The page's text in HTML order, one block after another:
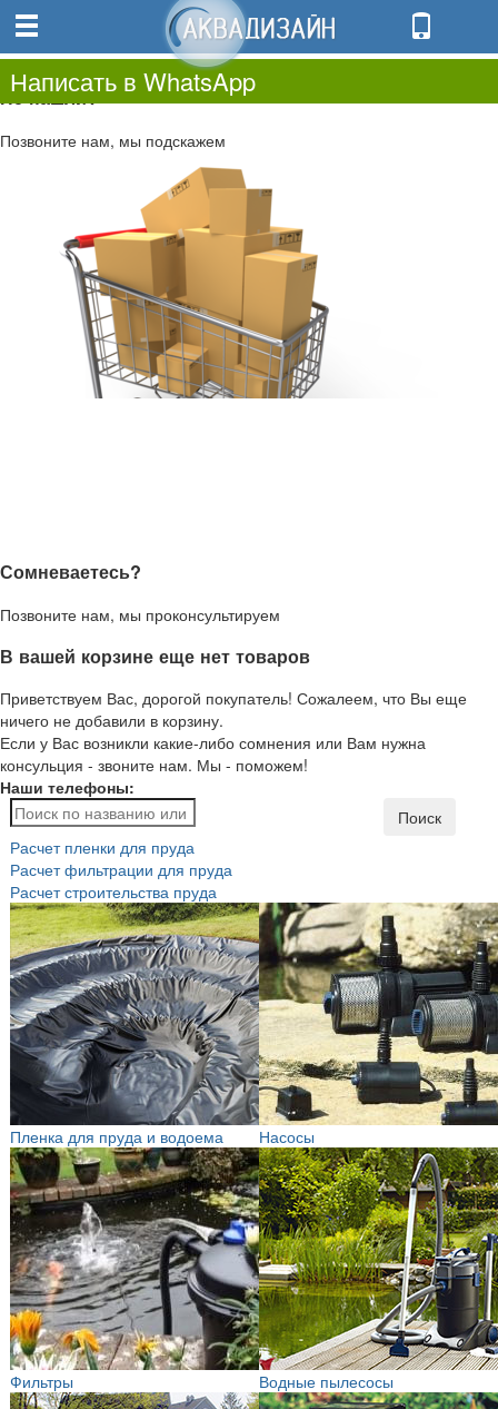
0.00
0
Не нашли?
Позвоните нам, мы подскажем
Сомневаетесь?
Позвоните нам, мы проконсультируем
В вашей корзине еще нет товаров
Приветствуем Вас, дорогой покупатель! Сожалеем, что Вы еще
ничего не добавили в корзину.
Если у Вас возникли какие-либо сомнения или Вам нужна
консульция - звоните нам. Мы - поможем!
Наши телефоны:
Написать в WhatsApp
Поиск
Расчет пленки для пруда
Расчет фильтрации для пруда
Расчет строительства пруда
Пленка для пруда и водоема Насосы
Фильтры Водные пылесосы